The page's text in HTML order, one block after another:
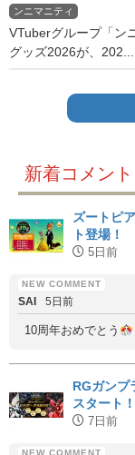
ンニマニティ
VTuberグループ「ン
グッズ2026が、202...
新着コメント
ズートピ
ト登場！
5日前
SAI 5日前
10周年おめでとう
RGガンプ
スタート
7日前